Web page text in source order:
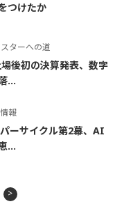
つけたか
ターへの道
後初の決算発表、数字
...
報
ーサイクル第2幕、AI
...